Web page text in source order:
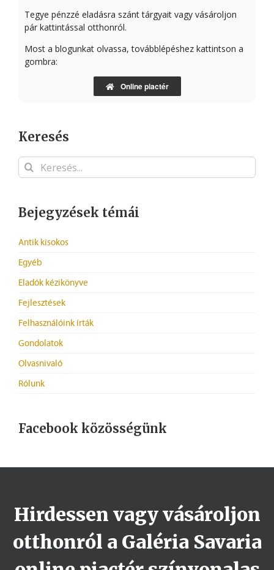
Tegye pénzzé eladásra szánt tárgyait vagy vásároljon
pár kattintással otthonról.
Most a blogunkat olvassa, továbblépéshez kattintson a
gombra:
Online piactér
Keresés
Keresés...
Bejegyzések témái
Antik kisokos
Egyéb
Eladók kézikönyve
Fejlesztések
Felhasználóink írták
Gondolatok
Olvasnivaló
Rólunk
Facebook közösségünk
Hirdessen vagy vásároljon
otthonról a Galéria Savaria